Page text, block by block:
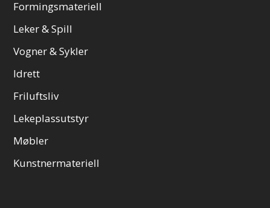
Formingsmateriell
Leker & Spill
Vogner & Sykler
Idrett
Friluftsliv
Lekeplassutstyr
Møbler
Kunstnermateriell